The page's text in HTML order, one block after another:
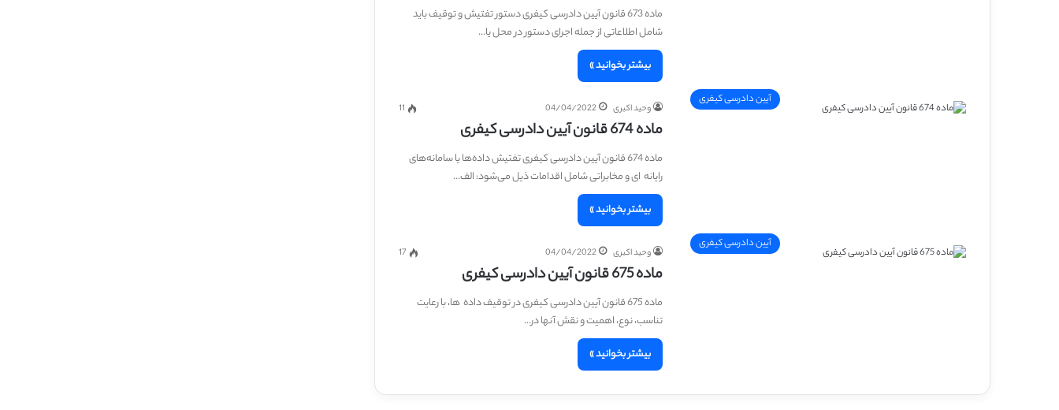
ماده 673 قانون آیین دادرسی کیفری دستور تفتیش و توقیف باید
شامل اطلاعاتی از جمله اجرای دستور در محل یا…
بیشتر بخوانید »
آیین دادرسی کیفری
وحید اکبری 04/04/2022
11
ماده 674 قانون آیین دادرسی کیفری
ماده 674 قانون آیین دادرسی کیفری تفتیش داده‌ها یا سامانه‌های
رایانه ‎ ای و مخابراتی شامل اقدامات ذیل می‌شود: الف…
بیشتر بخوانید »
آیین دادرسی کیفری
وحید اکبری 04/04/2022
17
ماده 675 قانون آیین دادرسی کیفری
ماده 675 قانون آیین دادرسی کیفری در توقیف داده ‎ ها، با رعایت
تناسب، نوع، اهمیت و نقش آنها در…
بیشتر بخوانید »